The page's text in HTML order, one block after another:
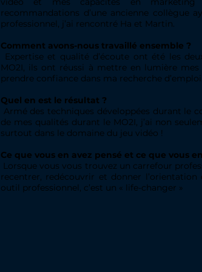
recommandations d’une ancienne collègue
professionnel, j’ai rencontré Ha et Martin.
Comment avons-nous travaillé ensemble ?
Expertise et qualité d’écoute ont été les
MO2I, ils ont réussi à mettre en lumière mes
prendre confiance dans ma recherche d’emploi.
Quel en est le résultat ?
Armé des techniques développées durant le
de mes qualités durant le MO2I, j’ai non
surtout dans le domaine du jeu vidéo !
Ce que vous en avez pensé et ce que vous
Lorsque vous vous trouvez un carrefour
recentrer, redécouvrir et donner l’orientation
outil professionnel, c’est un « life-changer »